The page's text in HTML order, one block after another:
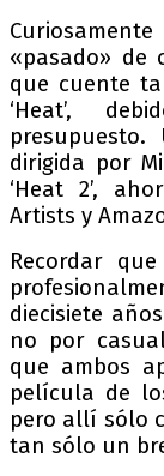
«pasado» de
que cuente
‘Heat’,
dirigida por
‘Heat 2’,
Artists y
Recordar
diecisiete
no por
que ambos
película de
pero allí sólo
tan sólo un